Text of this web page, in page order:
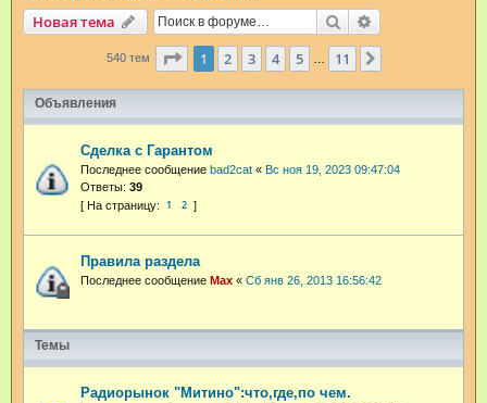
Новая тема Поиск
540 тем Страница из 11
1 2 3 4 5 11
Объявления
Сделка с Гарантом
Последнее сообщение bad2cat « Вс ноя 19, 2023 09:47:04
Ответы: 39
1 2
Правила раздела
Последнее сообщение Max « Сб янв 26, 2013 16:56:42
Темы
Радиорынок "Митино":что,где,по чем.